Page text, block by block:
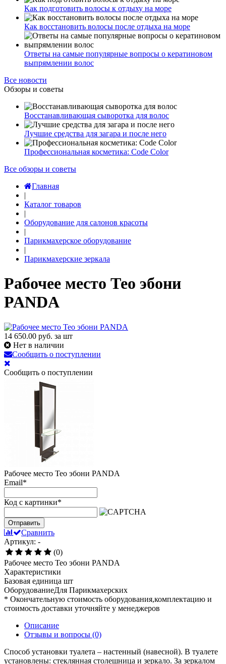
Как подготовить волосы к отдыху на море
Как восстановить волосы после отдыха на море
Ответы на самые популярные вопросы о кератиновом
выпрямлении волос
Все новости
Обзоры и советы
Восстанавливающая сыворотка для волос
Лучшие средства для загара и после него
Профессиональная косметика: Code Color
Все обзоры и советы
Главная
|
Каталог товаров
|
Оборудование для салонов красоты
|
Парикмахерское оборудование
|
Парикмахерские зеркала
Рабочее место Тео эбони
PANDA
14 650.00 руб. за шт
Нет в наличии
Сообщить о поступлении
Сообщить о поступлении
Рабочее место Тео эбони PANDA
Email*
Код с картинки*
Отправить
Сравнить
Артикул: -
(0)
Рабочее место Тео эбони PANDA
Характеристики
Базовая единица шт
ОборудованиеДля Парикмахерских
* Окончательную стоимость оборудования,комплектацию и
стоимость доставки уточняйте у менеджеров
Описание
Отзывы и вопросы (0)
Способ установки туалета – настенный (навесной). В туалете
установлены: стеклянная столешница и зеркало. За зеркалом